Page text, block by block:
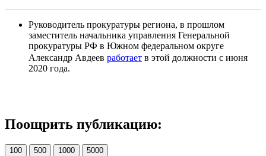
Руководитель прокуратуры региона, в прошлом
заместитель начальника управления Генеральной
прокуратуры РФ в Южном федеральном округе
Александр Авдеев работает в этой должности с июня
2020 года.
Поощрить публикацию:
100 500 1000 5000